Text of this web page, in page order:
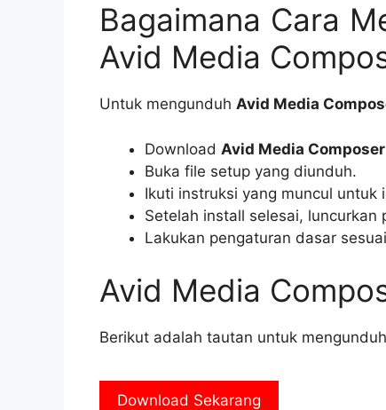
Bagaimana Cara
Avid Media
Untuk mengunduh Avid Media
Download Avid Media Composer
Buka file setup yang diunduh.
Ikuti instruksi yang muncul untuk
Setelah install selesai, luncurkan
Lakukan pengaturan dasar
Avid Media
Berikut adalah tautan untuk
Download Sekarang